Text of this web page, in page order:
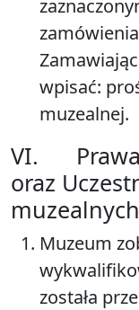
wpisać:
muzealnej.
VI. Prawa
oraz
muzealnych
Muzeum
została